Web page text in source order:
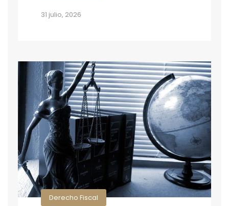
31 julio, 2026
Derecho Fiscal